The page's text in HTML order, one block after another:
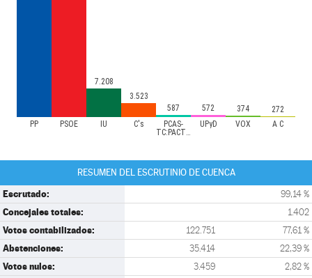
PP PSOE IU C's
PCAS-
TC:PACTO
UPyD VOX A C
7.208
3.523
587
572 374 272
RESUMEN DEL ESCRUTINIO DE CUENCA
Escrutado: 99,14 %
Concejales totales: 1.402
Votos contabilizados: 122.751 77,61 %
Abstenciones: 35.414 22,39 %
Votos nulos: 3.459 2,82 %